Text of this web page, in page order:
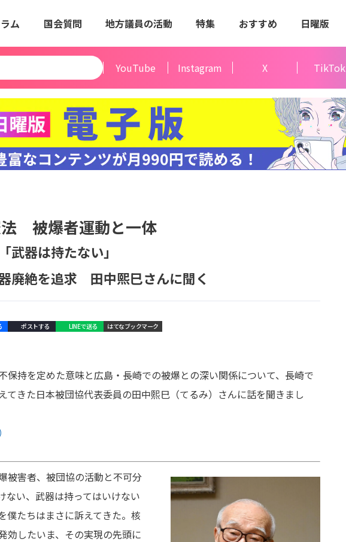
ム 国会質問 地方議員の活動 特集 おすすめ 日曜版
YouTube Instagram X TikTok
被爆者運動と一体
武器は持たない」
廃絶を追求 田中熙巳さんに聞く
ポストする LINEで送る はてなブックマーク
保持を定めた意味と広島・長崎での被爆との深い関係について、長崎で
てきた日本被団協代表委員の田中熙巳（てるみ）さんに話を聞きまし
被害者、被団協の活動と不可分
ない、武器は持ってはいけない
たちはまさに訴えてきた。核
効したいま、その実現の先頭に